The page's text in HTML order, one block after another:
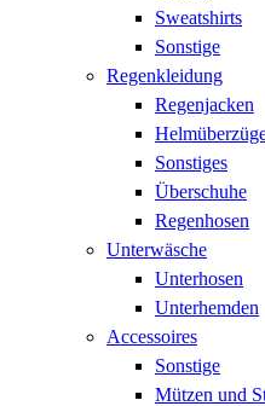
Sweatshirts
Sonstige
Regenkleidung
Regenjacken
Sonstiges
Überschuhe
Regenhosen
Unterwäsche
Unterhosen
Unterhemden
Accessoires
Sonstige
Mützen und